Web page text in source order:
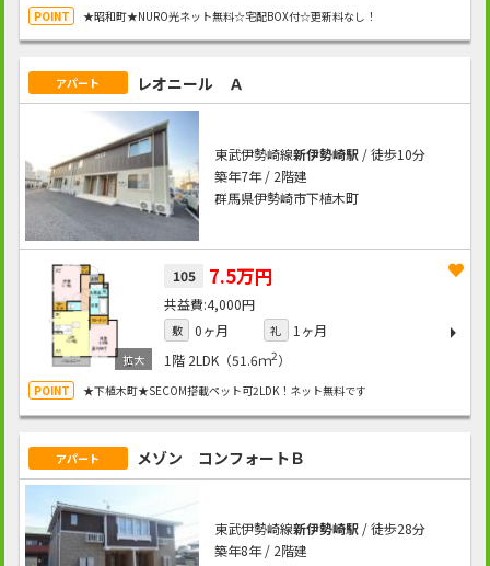
★昭和町★NURO光ネット無料☆宅配BOX付☆更新料なし！
アパート レオニール Ａ
東武伊勢崎線新伊勢崎駅/ 徒歩10分
築年7年 / 2階建
群馬県伊勢崎市下植木町
105 7.5万円
4,000円
敷 0ヶ月 礼
1ヶ月
1階 2LDK（51.6ｍ2）
★下植木町★SECOM搭載ペット可2LDK！ネット無料です
アパート メゾン コンフォートＢ
東武伊勢崎線新伊勢崎駅/ 徒歩28分
築年8年 / 2階建